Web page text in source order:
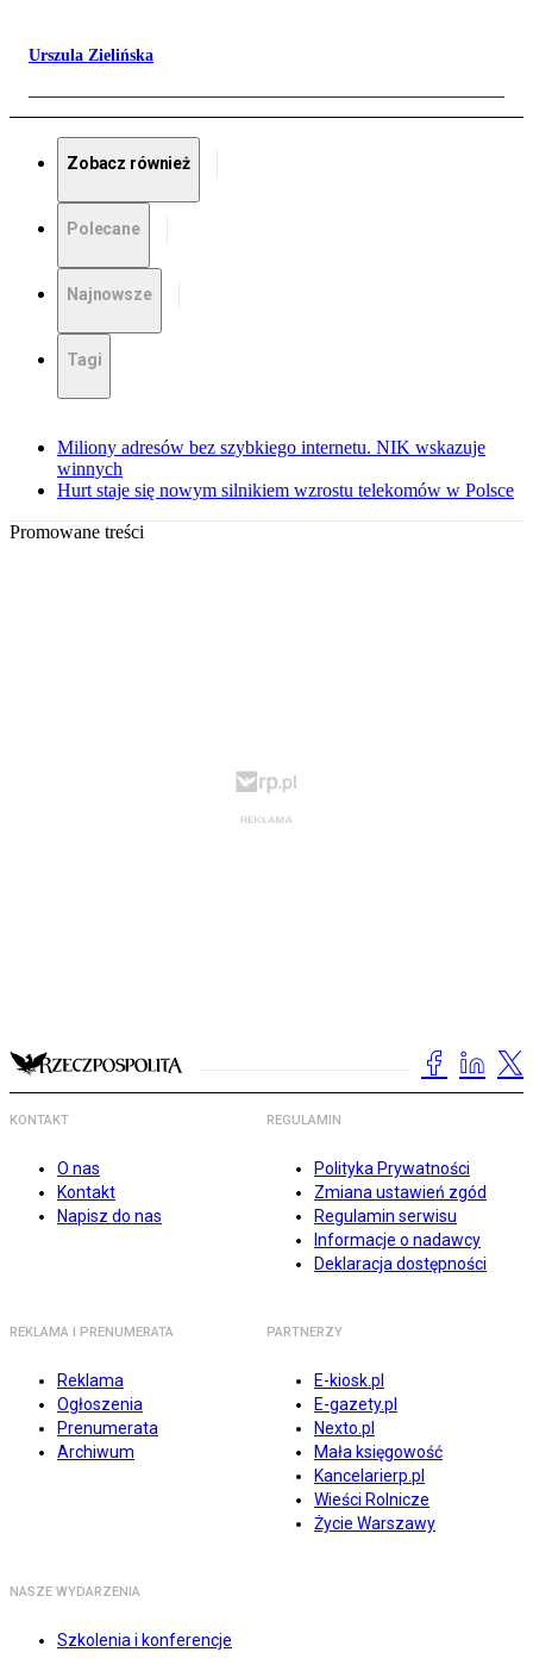
Urszula Zielińska
Zobacz również
Polecane
Najnowsze
Tagi
Miliony adresów bez szybkiego internetu. NIK wskazuje
winnych
Hurt staje się nowym silnikiem wzrostu telekomów w Polsce
Promowane treści
KONTAKT
O nas
Kontakt
Napisz do nas
REGULAMIN
Polityka Prywatności
Zmiana ustawień zgód
Regulamin serwisu
Informacje o nadawcy
Deklaracja dostępności
REKLAMA I PRENUMERATA
Reklama
Ogłoszenia
Prenumerata
Archiwum
PARTNERZY
E-kiosk.pl
E-gazety.pl
Nexto.pl
Mała księgowość
Kancelarierp.pl
Wieści Rolnicze
Życie Warszawy
NASZE WYDARZENIA
Szkolenia i konferencje